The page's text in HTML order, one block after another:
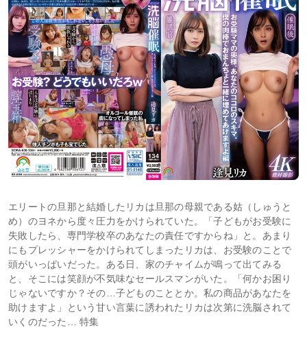
エリートの旦那と結婚したリカは旦那の母親である姑（しゅうと
め）のヨネから度々圧力をかけられていた。「子どもがお受験に
失敗したら、専門学校卒のあなたの責任ですからね」と。あまり
にもプレッシャーをかけられてしまったリカは、お受験のことで
頭がいっぱいだった。ある日、家のチャイムが鳴って出てみる
と、そこには笑顔が不気味なセールスマンがいた。「何かお困り
じゃないですか？その…子どものこととか。私の商品があなたを
助けますよ」という甘い言葉に誘われたリカは次第に洗脳されて
いくのだった… 特集